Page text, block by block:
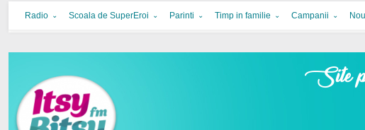
Itsy Bitsy
bucurie in familie
Radio Scoala de SuperEroi Parinti Timp in familie Campanii